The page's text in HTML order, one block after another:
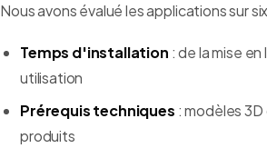
Nous avons évalué les applications sur
Temps d'installation : de la mise
utilisation
Prérequis techniques : modèles
produits